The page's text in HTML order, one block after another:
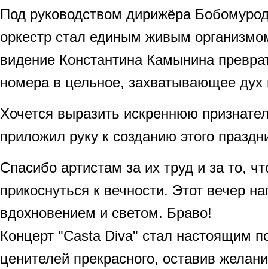
Под руководством дирижёра
оркестр стал единым живым
видение Константина Камынина
номера в цельное, захватывающее дух
Хочется выразить искреннюю
приложил руку к созданию этого
Спасибо артистам за их труд и за то,
прикоснуться к вечности. Этот вечер
вдохновением и светом. Браво!
Концерт "Casta Diva" стал настоящим
ценителей прекрасного, оставив